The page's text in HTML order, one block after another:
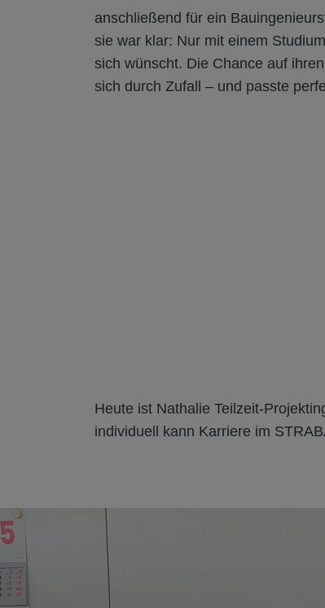
anschließend für ein
sie war klar: Nur mit einem
sich wünscht. Die Chance auf
sich durch Zufall – und passte
Heute ist Nathalie Teilzeit-
individuell kann Karriere im